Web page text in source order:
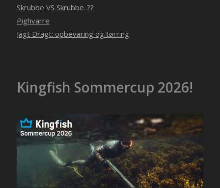
Skrubbe VS Skrubbe..??
Pighvarre
Jagt Dragt: opbevaring og tørring
Kingfish Sommercup 2026!